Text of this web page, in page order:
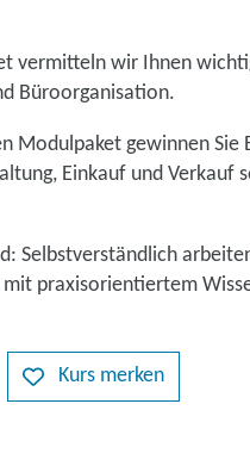
vermitteln wir Ihnen
Büroorganisation.
Modulpaket gewinnen Sie
Einkauf und Verkauf
Selbstverständlich
praxisorientiertem
Kurs merken